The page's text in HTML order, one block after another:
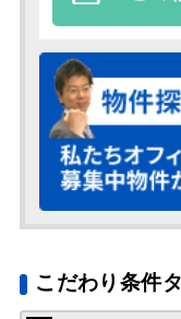
こだわり条件